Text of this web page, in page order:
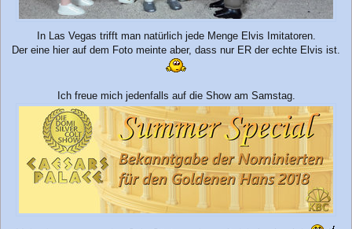
In Las Vegas trifft man natürlich jede Menge Elvis Imitatoren.
Der eine hier auf dem Foto meinte aber, dass nur ER der echte Elvis ist.
Ich freue mich jedenfalls auf die Show am Samstag.